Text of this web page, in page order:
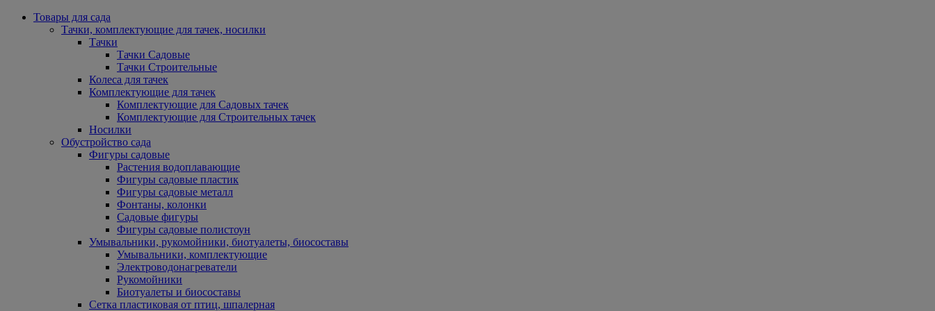
Товары для сада
Тачки, комплектующие для тачек, носилки
Тачки
Тачки Садовые
Тачки Строительные
Колеса для тачек
Комплектующие для тачек
Комплектующие для Садовых тачек
Комплектующие для Строительных тачек
Носилки
Обустройство сада
Фигуры садовые
Растения водоплавающие
Фигуры садовые пластик
Фигуры садовые металл
Фонтаны, колонки
Садовые фигуры
Фигуры садовые полистоун
Умывальники, рукомойники, биотуалеты, биосоставы
Умывальники, комплектующие
Электроводонагреватели
Рукомойники
Биотуалеты и биосоставы
Сетка пластиковая от птиц, шпалерная